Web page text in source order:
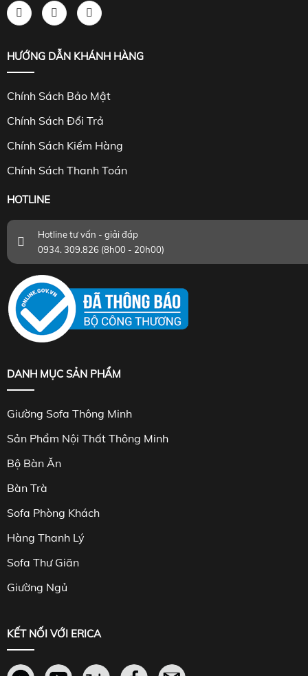
HƯỚNG DẪN KHÁNH HÀNG
Chính Sách Bảo Mật
Chính Sách Đổi Trả
Chính Sách Kiểm Hàng
Chính Sách Thanh Toán
HOTLINE
Hotline tư vấn - giải đáp
0934. 309.826 (8h00 - 20h00)
DANH MỤC SẢN PHẨM
Giường Sofa Thông Minh
Sản Phẩm Nội Thất Thông Minh
Bộ Bàn Ăn
Bàn Trà
Sofa Phòng Khách
Hàng Thanh Lý
Sofa Thư Giãn
Giường Ngủ
KẾT NỐI VỚI ERICA